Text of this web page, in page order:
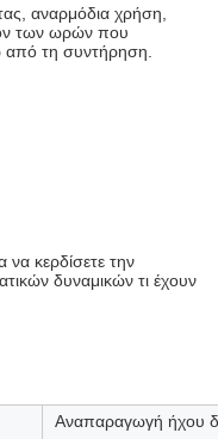
αναρμόδια χρήση,
των ωρών που
από τη συντήρηση.
να κερδίσετε την
δυναμικών τι έχουν
Αναπαραγωγή ήχου